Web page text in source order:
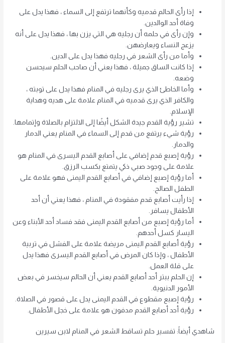
إذا رأى الحالم قدميه وكأنهما ترتفع إلى السماء ، فهذا يدل على
وفاة أحد الوالدين.
وإن رأى في حلمه أن رجليه هي التي يزن بها ، فهذا يدل على أنه
يزعج النساء ويعارضهن.
وأما من رأى الشعر في رجليه فهذا يدل على الدين.
إذا كانت الساق جميلة ، فهذا يعني أن صاحب الحلم سيحسن
وضعه.
وأما الخاطئ الذي يرى رجليه في المنام فهذا يدل على توبته ،
والكافر الذي يرى قدميه في المنام علامة على هديه وهداية
الإسلام.
تشير رؤية القدم جيدة الشكل أيضًا إلى الالتزام بالصلاة وإتمامها.
رؤية شيء يرتفع من قدم إلى السماء في المنام يعني الدمار
والدمار.
رؤية إصبع قدم إضافي على أصابع القدم اليسرى في المنام هو
علامة على وجود صبي ذكي يتمتع بكسب الرزق.
أما رؤية إصبع إضافي في أصابع القدم اليمنى فهو علامة على
الطفل الصالح.
إذا رأيت أصابع قدم مفقودة في المنام ، فهذا يعني أن أحد
الأطفال يسافر.
أما رؤية إصبع من أصابع القدم اليمنى فقد فساد أحد الأبناء وعن
اليسار كسل أحدهم.
رؤية أصابع القدم اليمنى مريضة علامة على الفشل في تربية
الأطفال ، وإذا كان المرض في أصابع القدم اليسرى فهذا يدل
على قلة العمل.
إن الحلم ببتر أحد أصابع القدم يعني أن الحالم سيخسر في بعض
الأمور الدنيوية.
رؤية إصبع مقطوع في القدم اليمنى يدل على قصور في الصلاة.
رؤية أحد أصابع القدم مدفون هو علامة على خجل الأطفال.
شاهدي أيضاً: تفسير حلم تساقط الشعر في المنام لابن سيرين